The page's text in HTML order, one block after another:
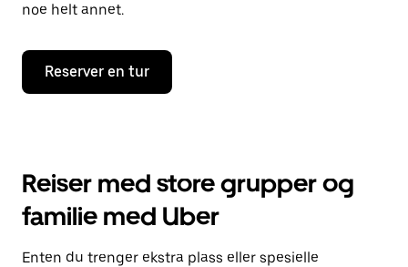
noe helt annet.
Reserver en tur
Reiser med store grupper og
familie med Uber
Enten du trenger ekstra plass eller spesielle